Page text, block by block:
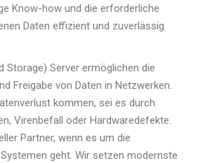
Know-how und die erforderliche
Daten effizient und zuverlässig
Storage) Server ermöglichen die
Freigabe von Daten in Netzwerken.
kommen, sei es durch
Virenbefall oder Hardwaredefekte.
Partner, wenn es um die
geht. Wir setzen modernste